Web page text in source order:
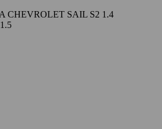
CHEVROLET SAIL S2 1.4